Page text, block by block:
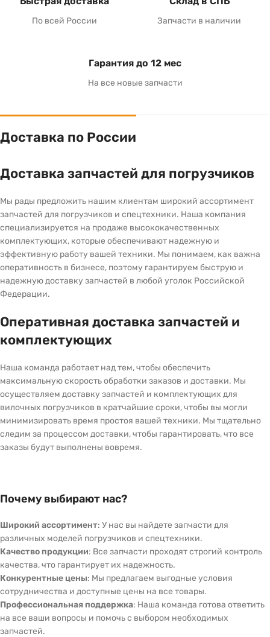
По всей России Запчасти в наличии
Гарантия до 12 мес
На все новые запчасти
Доставка по России
Доставка запчастей для погрузчиков
Мы рады предложить нашим клиентам широкий ассортимент
запчастей для погрузчиков и спецтехники. Наша компания
специализируется на продаже высококачественных
комплектующих, которые обеспечивают надежную и
эффективную работу вашей техники. Мы понимаем, как важна
оперативность в бизнесе, поэтому гарантируем быструю и
надежную доставку запчастей в любой уголок Российской
Федерации.
Оперативная доставка запчастей и
комплектующих
Наша команда работает над тем, чтобы обеспечить
максимальную скорость обработки заказов и доставки. Мы
осуществляем доставку запчастей и комплектующих для
вилочных погрузчиков в кратчайшие сроки, чтобы вы могли
минимизировать время простоя вашей техники. Мы тщательно
следим за процессом доставки, чтобы гарантировать, что все
заказы будут выполнены вовремя.
Почему выбирают нас?
Широкий ассортимент: У нас вы найдете запчасти для
различных моделей погрузчиков и спецтехники.
Качество продукции: Все запчасти проходят строгий контроль
качества, что гарантирует их надежность.
Конкурентные цены: Мы предлагаем выгодные условия
сотрудничества и доступные цены на все товары.
Профессиональная поддержка: Наша команда готова ответить
на все ваши вопросы и помочь с выбором необходимых
запчастей.